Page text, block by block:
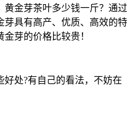
黄金芽茶叶多少钱一斤？通过
芽具有高产、优质、高效的特
芽的价格比较贵！
处?有自己的看法，不妨在